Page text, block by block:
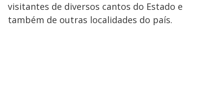
visitantes de diversos cantos do Estado e
também de outras localidades do país.